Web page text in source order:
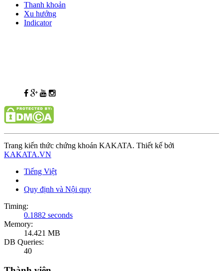
Thanh khoản
Xu hướng
Indicator
Trang kiến thức chứng khoán KAKATA. Thiết kế bởi
KAKATA.VN
Tiếng Việt
Quy định và Nội quy
Timing:
0.1882 seconds
Memory:
14.421 MB
DB Queries:
40